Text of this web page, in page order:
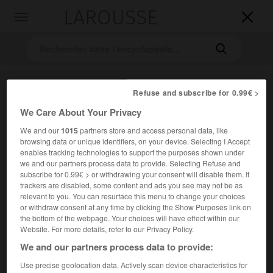


> Encyclopédie [medical] > médecine de catastrophe
médecine de catastrophe
collectifs où le nombre des victimes dépasse les capacités
Refuse and subscribe for 0.99€ >
We Care About Your Privacy
We and our1015partners store and access personal data, like
browsing data or unique identifiers, on your device. Selecting I Accept
enables tracking technologies to support the purposes shown under
we and our partners process data to provide. Selecting Refuse and
subscribe for 0.99€ > or withdrawing your consent will disable them. If
trackers are disabled, some content and ads you see may not be as
relevant to you. You can resurface this menu to change your choices
or withdraw consent at any time by clicking the Show Purposes link on
the bottom of the webpage. Your choices will have effect within our
Website. For more details, refer to our Privacy Policy.
We and our partners process data to provide:
Use precise geolocation data. Actively scan device characteristics for